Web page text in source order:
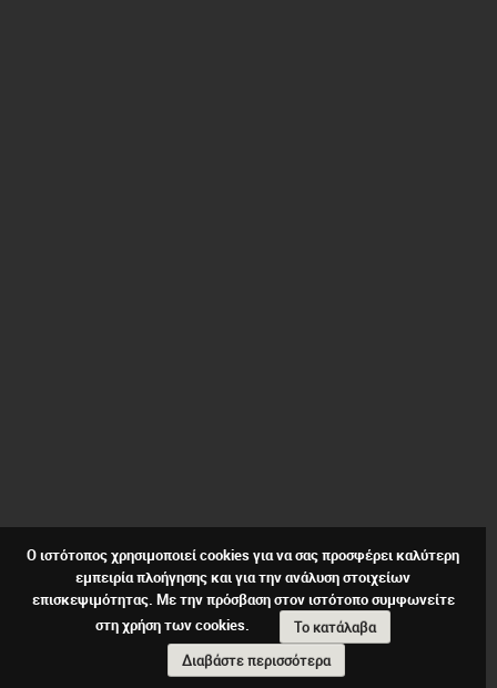
Ο ιστότοπος χρησιμοποιεί cookies για να σας προσφέρει καλύτερη
εμπειρία πλοήγησης και για την ανάλυση στοιχείων
επισκεψιμότητας. Με την πρόσβαση στον ιστότοπο συμφωνείτε
στη χρήση των cookies.
Το κατάλαβα
Διαβάστε περισσότερα